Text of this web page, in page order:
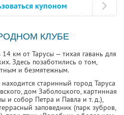
купоном
КЛУБЕ
км от Тарусы — тихая гавань для
Здесь позаботились о том,
и безмятежным.
старинный город Таруса
дом Заболоцкого, картинная
и собор Петра и Павла и т. д.),
заповедник (парк зубров,